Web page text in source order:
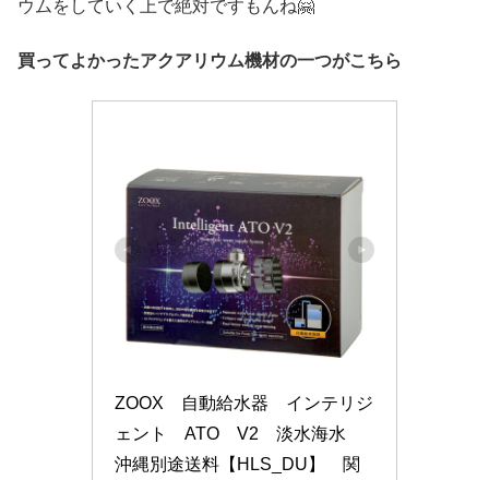
ウムをしていく上で絶対ですもんね🤗
買ってよかったアクアリウム機材の一つがこちら
ZOOX　自動給水器　インテリジ
ェント　ATO　V2　淡水海水
沖縄別途送料【HLS_DU】　関